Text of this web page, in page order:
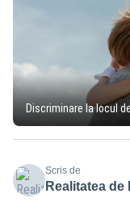
Discriminare la locul
Scris de
Realitatea de